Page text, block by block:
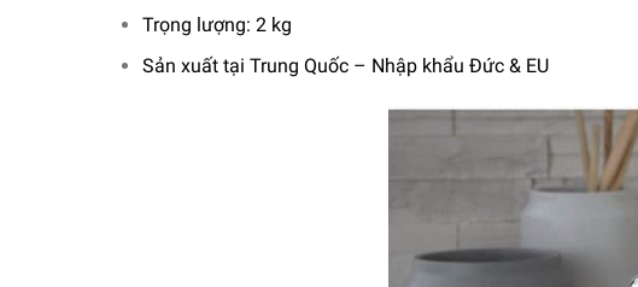
Trọng lượng: 2 kg
Sản xuất tại Trung Quốc – Nhập khẩu Đức & EU